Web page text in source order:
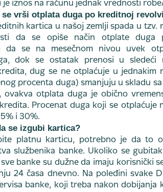
je iznos na računu jednak vrednosti
se vrši otplata duga po kreditnoj
kartica u našoj zemlji spada u tzv.
da se opiše način otplate duga
da se na mesečnom nivou uvek
dok se ostatak prenosi u sledeći
dug se ne otplaćuje u jednakim
procenta duga) smanjuju u skladu
ovakva otplata duga je obično
Procenat duga koji se otplaćuje
i 30%.
se izgubi kartica?
platnu karticu, potrebno je da to
službenika banke. Ukoliko se
banke su dužne da imaju korisnički
24 časa dnevno. Na poleđini svake
banke, koji treba nakon dobijanja